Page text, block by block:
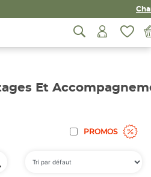
Et
PROMOS